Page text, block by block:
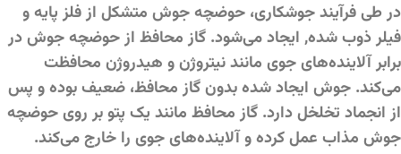
در طی فرآیند جوشکاری، حوضچه جوش متشکل از فلز پایه و
فیلر ذوب شده, ایجاد می‌شود. گاز محافظ از حوضچه جوش در
برابر آلاینده‌های جوی مانند نیتروژن و هیدروژن محافظت
می‌کند. جوش ایجاد شده بدون گاز محافظ، ضعیف بوده و پس
از انجماد تخلخل دارد. گاز محافظ مانند یک پتو بر روی حوضچه
جوش مذاب عمل کرده و آلاینده‌های جوی را خارج می‌کند.